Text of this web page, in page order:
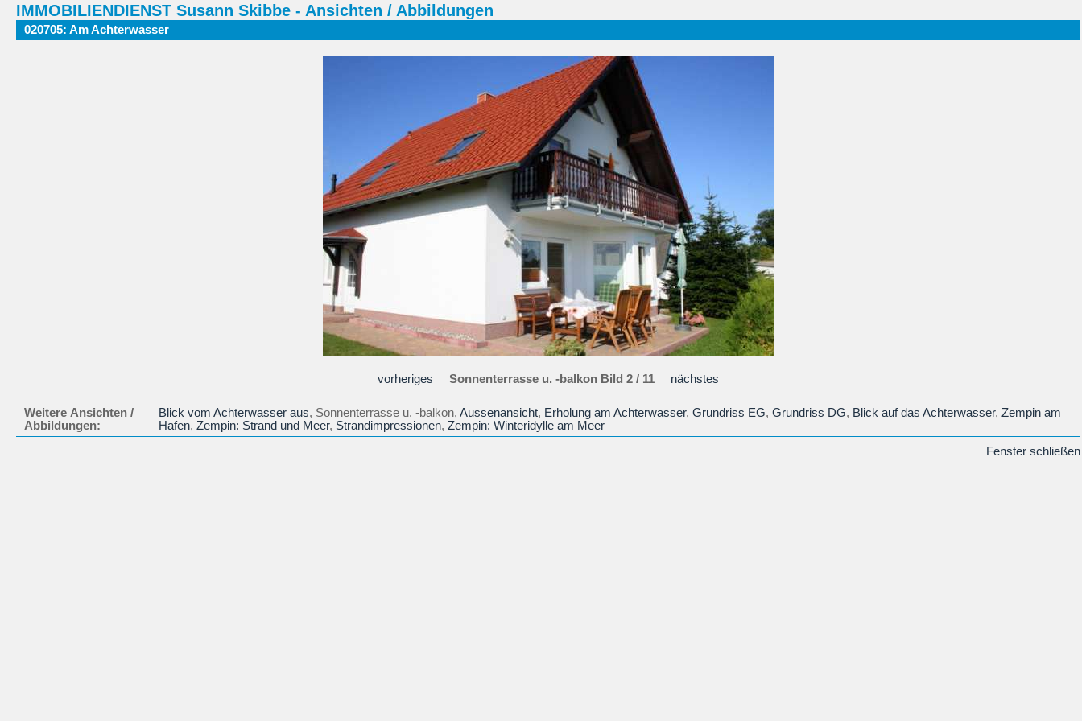
IMMOBILIENDIENST Susann Skibbe - Ansichten / Abbildungen
020705: Am Achterwasser
vorheriges Sonnenterrasse u. -balkon Bild 2 / 11 nächstes
Weitere Ansichten /
Abbildungen:
Blick vom Achterwasser aus, Sonnenterrasse u. -balkon, Aussenansicht, Erholung am Achterwasser, Grundriss EG, Grundriss DG, Blick auf das Achterwasser, Zempin am
Hafen, Zempin: Strand und Meer, Strandimpressionen, Zempin: Winteridylle am Meer
Fenster schließen